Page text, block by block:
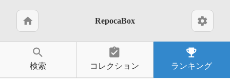
home RepocaBox settings
search
検索
assignment_turned_in
コレクション
emoji_events
ランキング